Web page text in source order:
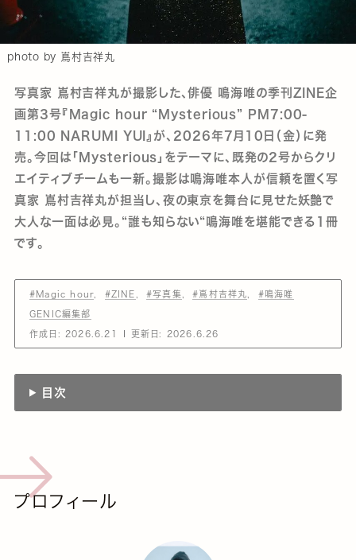
photo by 嶌村吉祥丸
写真家 嶌村吉祥丸が撮影した、俳優 鳴海唯の季刊ZINE企
画第3号『Magic hour “Mysterious” PM7:00-
11:00 NARUMI YUI』が、2026年7月10日（金）に発
売。今回は「Mysterious」をテーマに、既発の2号からクリ
エイティブチームも一新。撮影は鳴海唯本人が信頼を置く写
真家 嶌村吉祥丸が担当し、夜の東京を舞台に見せた妖艶で
大人な一面は必見。“誰も知らない“鳴海唯を堪能できる1冊
です。
#Magic hour #ZINE #写真集 #嶌村吉祥丸 #鳴海唯
GENIC編集部
作成日: 2026.6.21 更新日: 2026.6.26
目次
プロフィール